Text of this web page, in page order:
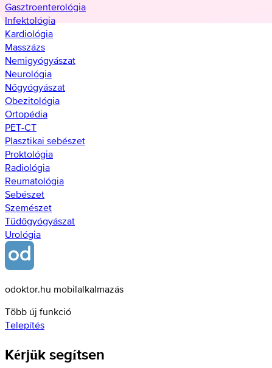
Gasztroenterológia
Infektológia
Kardiológia
Masszázs
Nemigyógyászat
Neurológia
Nőgyógyászat
Obezitológia
Ortopédia
PET-CT
Plasztikai sebészet
Proktológia
Radiológia
Reumatológia
Sebészet
Szemészet
Tüdőgyógyászat
Urológia
odoktor.hu mobilalkalmazás
Több új funkció
Telepítés
Kérjük segítsen